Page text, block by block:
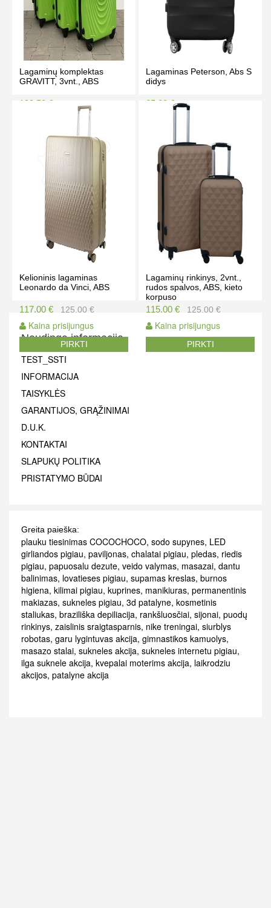
Lagaminų komplektas
GRAVITT, 3vnt., ABS
189.50 €
Kaina prisijungus
205.00 €
PIRKTI
Lagaminas Peterson, Abs S
didys
65.00 € 75.00 €
Kelioninis lagaminas
Leonardo da Vinci, ABS
117.00 €
Kaina prisijungus
125.00 €
PIRKTI
Lagaminų rinkinys, 2vnt.,
rudos spalvos, ABS, kieto
korpuso
115.00 €
Kaina prisijungus
125.00 €
PIRKTI
Naudinga informacija
TEST_SSTI
INFORMACIJA
TAISYKLĖS
GARANTIJOS, GRĄŽINIMAI
D.U.K.
KONTAKTAI
SLAPUKŲ POLITIKA
PRISTATYMO BŪDAI
Greita paieška:
plauku tiesinimas COCOCHOCO, sodo supynes, LED
girliandos pigiau, paviljonas, chalatai pigiau, pledas, riedis
pigiau, papuosalu dezute, veido valymas, masazai, dantu
balinimas, lovatieses pigiau, supamas kreslas, burnos
higiena, kilimai pigiau, kuprines, manikiuras, permanentinis
makiazas, sukneles pigiau, 3d patalyne, kosmetinis
staliukas, braziliška depiliacija, rankšluosčiai, sijonai, puodų
rinkinys, zaislinis sraigtasparnis, nike treningai, siurblys
robotas, garu lygintuvas akcija, gimnastikos kamuolys,
masazo stalai, sukneles akcija, sukneles internetu pigiau,
ilga suknele akcija, kvepalai moterims akcija, laikrodziu
akcijos, patalyne akcija